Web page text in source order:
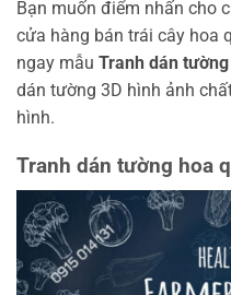
Bạn muốn điểm nhấn cho
cửa hàng bán trái cây hoa
ngay mẫu Tranh dán
dán tường 3D hình ảnh
hình.
Tranh dán tường hoa